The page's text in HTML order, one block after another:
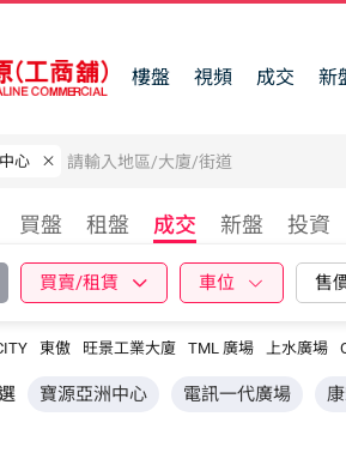
樓盤 視頻 成交 新
心
買盤 租盤 成交 新盤 投資
買賣/租賃 車位 售
東傲 旺景工業大廈 TML 廣場 上水廣場
寶源亞洲中心 電訊一代廣場